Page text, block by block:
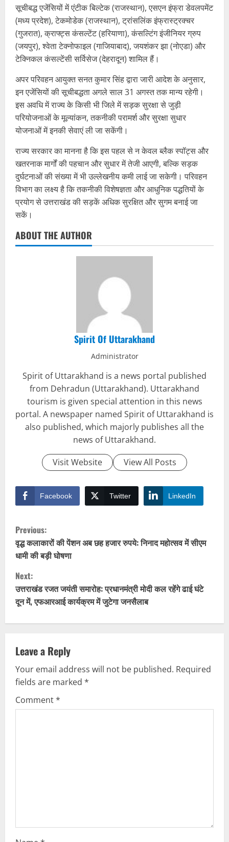
सूचीबद्ध एजेंसियों में एंटीक बिल्टेक (राजस्थान), एसएन इंफ्रा डेवलपमेंट
(मध्य प्रदेश), टेकमोडेक (राजस्थान), ट्रांसलिंक इंफ्रास्ट्रक्चर
(गुजरात), क्राफ्ट्स कंसल्टेंट (हरियाणा), कंसल्टिंग इंजीनियर ग्रुप
(जयपुर), श्वेता टेक्नोफाइल (गाजियाबाद), जयशंकर झा (नोएडा) और
टेक्निकल कंसल्टेंसी सर्विसेज (देहरादून) शामिल हैं।
अपर परिवहन आयुक्त सनत कुमार सिंह द्वारा जारी आदेश के अनुसार,
इन एजेंसियों की सूचीबद्धता अगले साल 31 अगस्त तक मान्य रहेगी।
इस अवधि में राज्य के किसी भी जिले में सड़क सुरक्षा से जुड़ी
परियोजनाओं के मूल्यांकन, तकनीकी परामर्श और सुरक्षा सुधार
योजनाओं में इनकी सेवाएं ली जा सकेंगी।
राज्य सरकार का मानना है कि इस पहल से न केवल ब्लैक स्पॉट्स और
खतरनाक मार्गों की पहचान और सुधार में तेजी आएगी, बल्कि सड़क
दुर्घटनाओं की संख्या में भी उल्लेखनीय कमी लाई जा सकेगी। परिवहन
विभाग का लक्ष्य है कि तकनीकी विशेषज्ञता और आधुनिक पद्धतियों के
प्रयोग से उत्तराखंड की सड़कें अधिक सुरक्षित और सुगम बनाई जा
सकें।
ABOUT THE AUTHOR
Spirit Of Uttarakhand
Administrator
Spirit of Uttarakhand is a news portal published
from Dehradun (Uttarakhand). Uttarakhand
tourism is given special attention in this news
portal. A newspaper named Spirit of Uttarakhand is
also published, which majorly publishes all the
news of Uttarakhand.
Visit Website
View All Posts
Facebook Twitter LinkedIn
C
o
n
t
i
u
e
R
g
Previous:
वृद्ध कलाकारों की पेंशन अब छह हजार रुपये: निनाद महोत्सव में सीएम
धामी की बड़ी घोषणा
Next:
उत्तराखंड रजत जयंती समारोह: प्रधानमंत्री मोदी कल रहेंगे ढाई घंटे
दून में, एफआरआई कार्यक्रम में जुटेगा जनसैलाब
Leave a Reply
Your email address will not be published. Required
fields are marked *
Comment*